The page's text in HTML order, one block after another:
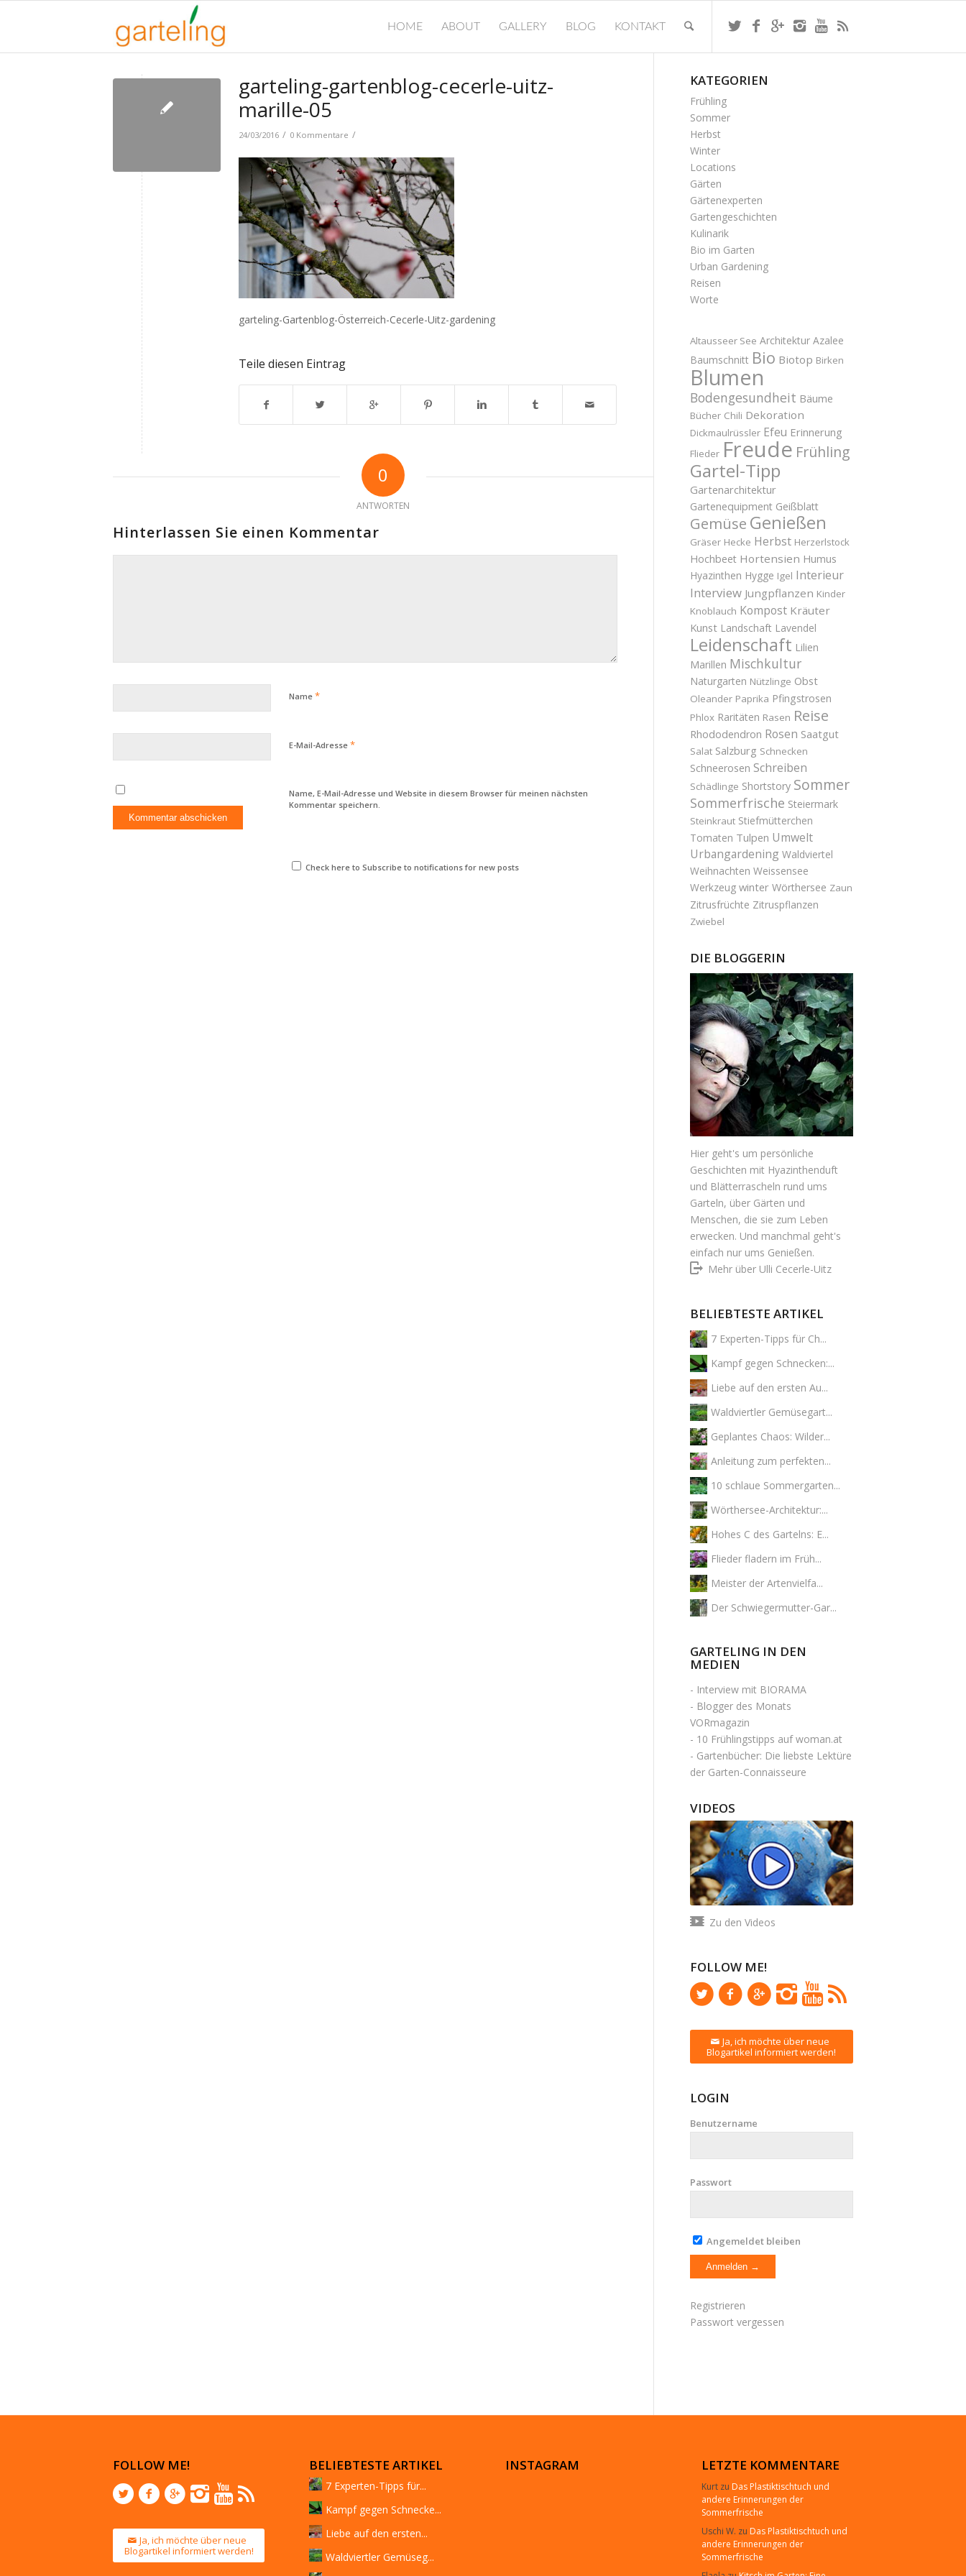
HOME ABOUT GALLERY BLOG KONTAKT
garteling-gartenblog-cecerle-uitz-
marille-05
24/03/2016 / 0 Kommentare /
garteling-Gartenblog-Österreich-Cecerle-Uitz-gardening
Teile diesen Eintrag
0
ANTWORTEN
Hinterlassen Sie einen Kommentar
Name *
E-Mail-Adresse *
Name, E-Mail-Adresse und Website in diesem Browser für meinen nächsten
Kommentar speichern.
Check here to Subscribe to notifications for new posts
KATEGORIEN
Frühling
Sommer
Herbst
Winter
Locations
Gärten
Gärtenexperten
Gartengeschichten
Kulinarik
Bio im Garten
Urban Gardening
Reisen
Worte
Altausseer See Architektur Azalee
Baumschnitt Bio Biotop Birken
Blumen
Bodengesundheit Bäume
Bücher Chili Dekoration
Dickmaulrüssler Efeu Erinnerung
Flieder Freude Frühling
Gartel-Tipp
Gartenarchitektur
Gartenequipment Geißblatt
Gemüse Genießen
Gräser Hecke Herbst Herzerlstock
Hochbeet Hortensien Humus
Hyazinthen Hygge Igel Interieur
Interview Jungpflanzen Kinder
Knoblauch Kompost Kräuter
Kunst Landschaft Lavendel
Leidenschaft Lilien
Marillen Mischkultur
Naturgarten Nützlinge Obst
Oleander Paprika Pfingstrosen
Phlox Raritäten Rasen Reise
Rhododendron Rosen Saatgut
Salat Salzburg Schnecken
Schneerosen Schreiben
Schädlinge Shortstory Sommer
Sommerfrische Steiermark
Steinkraut Stiefmütterchen
Tomaten Tulpen Umwelt
Urbangardening Waldviertel
Weihnachten Weissensee
Werkzeug winter Wörthersee Zaun
Zitrusfrüchte Zitruspflanzen
Zwiebel
DIE BLOGGERIN
Hier geht's um persönliche
Geschichten mit Hyazinthenduft
und Blätterrascheln rund ums
Garteln, über Gärten und
Menschen, die sie zum Leben
erwecken. Und manchmal geht's
einfach nur ums Genießen.
Mehr über Ulli Cecerle-Uitz
BELIEBTESTE ARTIKEL
7 Experten-Tipps für Ch...
Kampf gegen Schnecken:...
Liebe auf den ersten Au...
Waldviertler Gemüsegart...
Geplantes Chaos: Wilder...
Anleitung zum perfekten...
10 schlaue Sommergarten...
Wörthersee-Architektur:...
Hohes C des Gartelns: E...
Flieder fladern im Früh...
Meister der Artenvielfa...
Der Schwiegermutter-Gar...
GARTELING IN DEN
MEDIEN
- Interview mit BIORAMA
- Blogger des Monats
VORmagazin
- 10 Frühlingstipps auf woman.at
- Gartenbücher: Die liebste Lektüre
der Garten-Connaisseure
VIDEOS
Zu den Videos
FOLLOW ME!
Ja, ich möchte über neue
Blogartikel informiert werden!
LOGIN
Benutzername
Passwort
Angemeldet bleiben
Registrieren
Passwort vergessen
FOLLOW ME!
Ja, ich möchte über neue
Blogartikel informiert werden!
BELIEBTESTE ARTIKEL
7 Experten-Tipps für...
Kampf gegen Schnecke...
Liebe auf den ersten...
Waldviertler Gemüseg...
INSTAGRAM LETZTE KOMMENTARE
Kurtzu Das Plastiktischtuch und
andere Erinnerungen der
Sommerfrische
Uschi W. zu Das Plastiktischtuch und
andere Erinnerungen der
Sommerfrische